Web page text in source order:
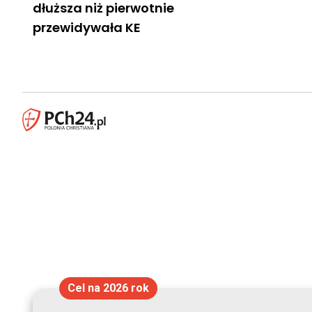
dłuższa niż pierwotnie
przewidywała KE
Cel na 2026 rok